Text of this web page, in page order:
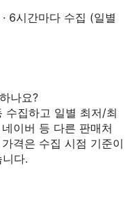
· 6시간마다 수집 (일별
나요?
수집하고 일별 최저/최
이버 등 다른 판매처
격은 수집 시점 기준이
다.